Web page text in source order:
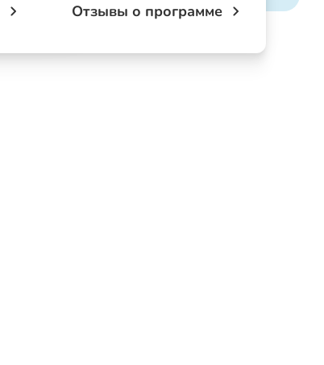
Отзывы о программе